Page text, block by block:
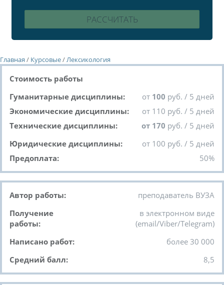
Главная / Курсовые/Лексикология
Стоимость работы
Гуманитарные дисциплины:
от 100 руб. / 5 дней
Экономические дисциплины:
от 110 руб. / 5 дней
Технические дисциплины:
от 170 руб. / 5 дней
Юридические дисциплины:
от 100 руб. / 5 дней
Предоплата:
50%
Автор работы:
преподаватель ВУЗА
Получение
работы:
в электронном виде
(email/Viber/Telegram)
Написано работ:
более 30 000
Средний балл:
8,5